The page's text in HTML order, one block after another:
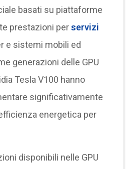
basati su piattaforme
prestazioni perservizi
e sistemi mobili ed
generazioni delle GPU
Tesla V100 hanno
significativamente
energetica per
disponibili nelle GPU